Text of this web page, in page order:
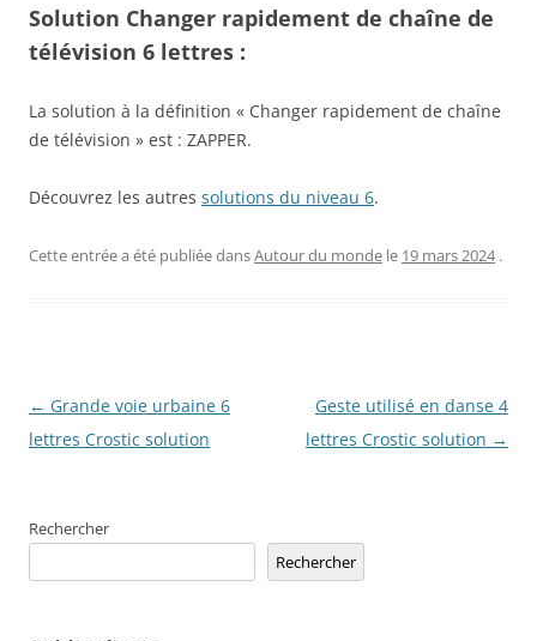
Solution Changer rapidement de chaîne de
télévision 6 lettres :
La solution à la définition « Changer rapidement de chaîne
de télévision » est : ZAPPER.
Découvrez les autres solutions du niveau 6.
Cette entrée a été publiée dansAutour du monde le 19 mars 2024 .
Navigation
des
← Grande voie urbaine 6
lettres Crostic solution
Geste utilisé en danse 4
lettres Crostic solution →
Rechercher
Rechercher